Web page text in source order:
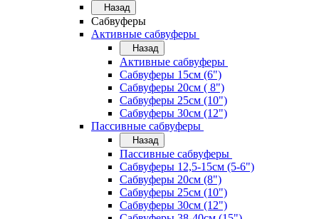
Назад
Сабвуферы
Активные сабвуферы
Назад
Активные сабвуферы
Сабвуферы 15см (6")
Сабвуферы 20см ( 8")
Сабвуферы 25см (10")
Сабвуферы 30см (12")
Пассивные сабвуферы
Назад
Пассивные сабвуферы
Сабвуферы 12,5-15см (5-6")
Сабвуферы 20см (8")
Сабвуферы 25см (10")
Сабвуферы 30см (12")